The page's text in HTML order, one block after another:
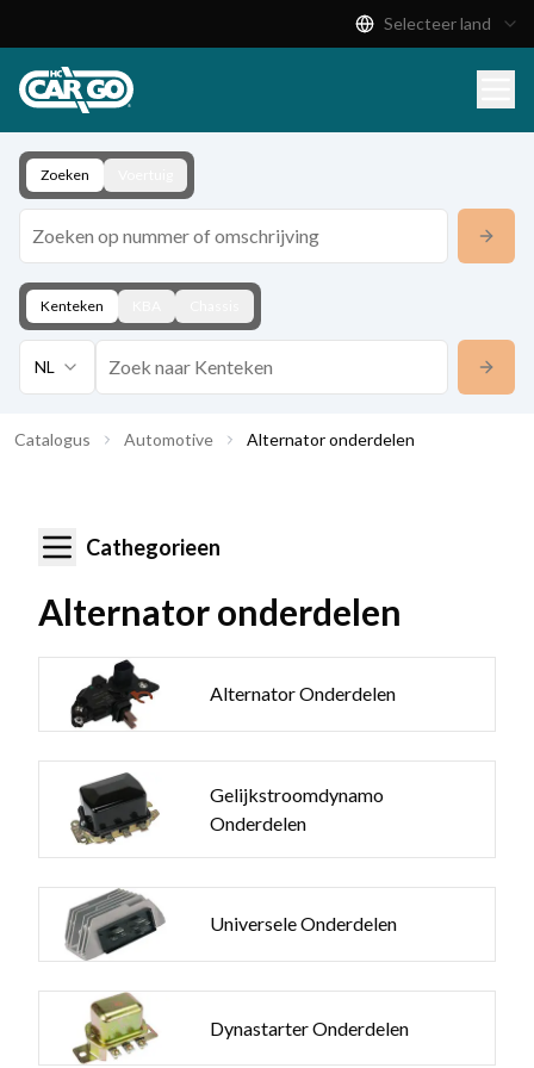
Download
Contact
Selecteer land
Zoeken
Kenteken
NL
Catalogus Automotive Alternator onderdelen
Cathegorieen
Alternator onderdelen
Alternator Onderdelen
Gelijkstroomdynamo
Onderdelen
Universele Onderdelen
Dynastarter Onderdelen